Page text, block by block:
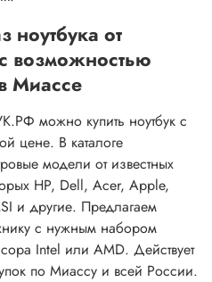
ноутбука от
возможностью
Миассе
можно купить ноутбук с
цене. В каталоге
модели от известных
HP, Dell, Acer, Apple,
и другие. Предлагаем
с нужным набором
Intel или AMD. Действует
по Миассу и всей России.